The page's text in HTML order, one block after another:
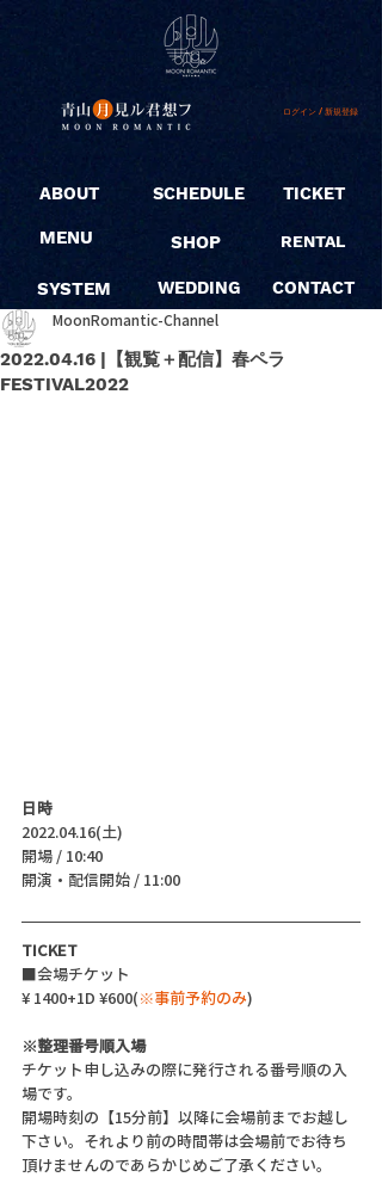
ログイン / 新規登録
ABOUT
MENU
SYSTEM
SCHEDULE
SHOP
WEDDING
TICKET
RENTAL
CONTACT
2022.04.16 |【観覧＋配信】春ペラ
FESTIVAL2022
MoonRomantic-Channel
日時
2022.04.16(土)
開場 / 10:40
開演・配信開始 / 11:00
TICKET
■会場チケット
¥ 1400+1D ¥600(※事前予約のみ)
※整理番号順入場
チケット申し込みの際に発行される番号順の入
場です。
開場時刻の【15分前】以降に会場前までお越し
下さい。それより前の時間帯は会場前でお待ち
頂けませんのであらかじめご了承ください。